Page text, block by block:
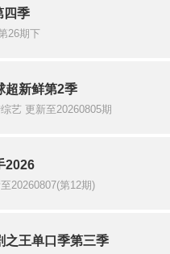
四季
26期下
超新鲜第2季
艺 更新至20260805期
2026
20260807(第12期)
之王单口季第三季